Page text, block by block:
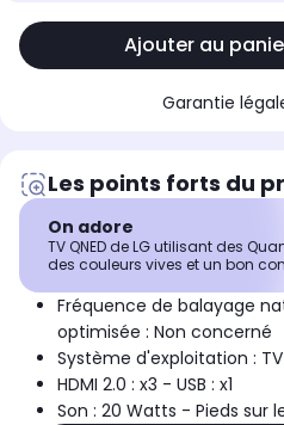
Ajouter au
Garantie
Les points forts du
On adore
TV QNED de LG utilisant des
des couleurs vives et un bon
Fréquence de balayage
optimisée : Non concerné
Système d'exploitation :
HDMI 2.0 : x3 - USB : x1
Son : 20 Watts - Pieds sur